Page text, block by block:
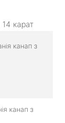
карат